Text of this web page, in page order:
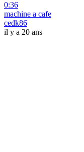
0:36
machine a cafe
cedk86
il y a 20 ans